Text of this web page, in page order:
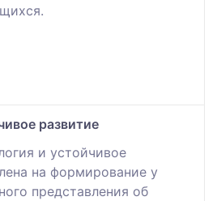
развитие
и устойчивое
на формирование у
представления об